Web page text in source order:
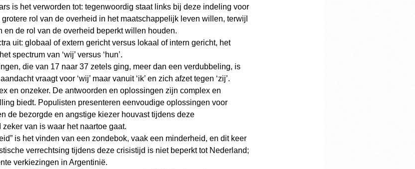
is het verworden tot: tegenwoordig staat links bij deze indeling voor
rol van de overheid in het maatschappelijk leven willen, terwijl
en de rol van de overheid beperkt willen houden.
uit: globaal of extern gericht versus lokaal of intern gericht, het
spectrum van ‘wij’ versus ‘hun’.
die van 17 naar 37 zetels ging, meer dan een verdubbeling, is
vraagt voor ‘wij’ maar vanuit ‘ik’ en zich afzet tegen ‘zij’.
en onzeker. De antwoorden en oplossingen zijn complex en
biedt. Populisten presenteren eenvoudige oplossingen voor
de bezorgde en angstige kiezer houvast tijdens deze
van is waar het naartoe gaat.
is het vinden van een zondebok, vaak een minderheid, en dit keer
verrechtsing tijdens deze crisistijd is niet beperkt tot Nederland;
verkiezingen in Argentinië.